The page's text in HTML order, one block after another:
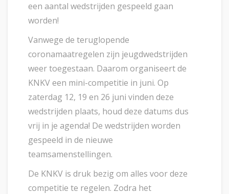
een aantal wedstrijden gespeeld gaan
worden!
Vanwege de teruglopende
coronamaatregelen zijn jeugdwedstrijden
weer toegestaan. Daarom organiseert de
KNKV een mini-competitie in juni. Op
zaterdag 12, 19 en 26 juni vinden deze
wedstrijden plaats, houd deze datums dus
vrij in je agenda! De wedstrijden worden
gespeeld in de nieuwe
teamsamenstellingen.
De KNKV is druk bezig om alles voor deze
competitie te regelen. Zodra het